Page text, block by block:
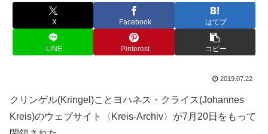
X Facebook はてブ
LINE Pinterest コピー
2019.07.22
クリンゲル(Kringel)ことヨハネス・クライス(Johannes
Kreis)のウェブサイト〈Kreis-Archiv〉が7月20日をもって